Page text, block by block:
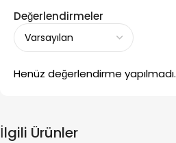
Değerlendirmeler
Henüz değerlendirme yapılmadı.
İlgili Ürünler